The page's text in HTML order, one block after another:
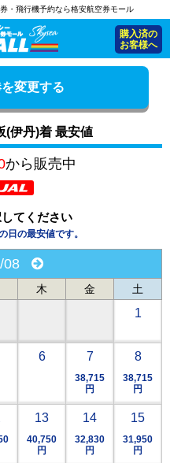
・飛行機予約なら格安航空券モール
購入済の
お客様へ
変更する
(伊丹)着 最安値
から販売中
てください
日の最安値です。
08
木 金 土
1
6 7
38,715
円
8
38,715
円
13
40,750
円
14
32,830
円
15
31,950
円